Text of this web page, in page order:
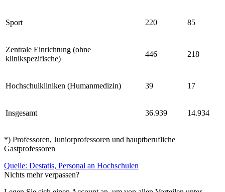
Sport 220 85
Zentrale Einrichtung (ohne
klinikspezifische)
446 218
Hochschulkliniken (Humanmedizin) 39 17
Insgesamt 36.939 14.934
*) Professoren, Juniorprofessoren und hauptberufliche
Gastprofessoren
Quelle: Destatis, Personal an Hochschulen
Nichts mehr verpassen?